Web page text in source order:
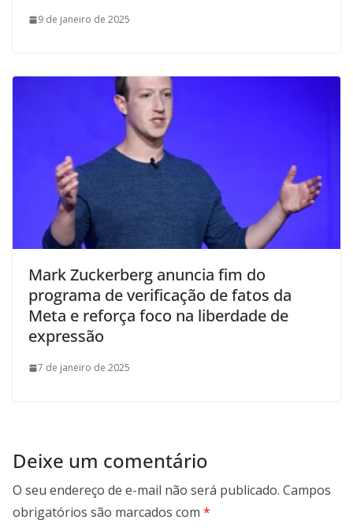
9 de janeiro de 2025
Mark Zuckerberg anuncia fim do
programa de verificação de fatos da
Meta e reforça foco na liberdade de
expressão
7 de janeiro de 2025
Deixe um comentário
O seu endereço de e-mail não será publicado. Campos
obrigatórios são marcados com *